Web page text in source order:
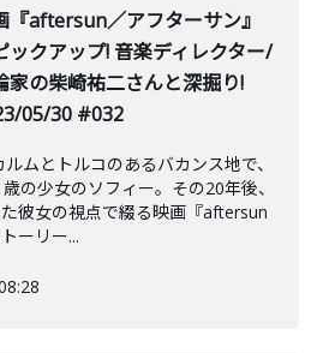
『aftersun／アフターサン』
ックアップ! 音楽ディレクター/
家の柴崎祐二さんと深掘り!
05/30 #032
ムとトルコのあるバカンス地で、
の少女のソフィー。その20年後、
彼女の視点で綴る映画『aftersun
ーリー...